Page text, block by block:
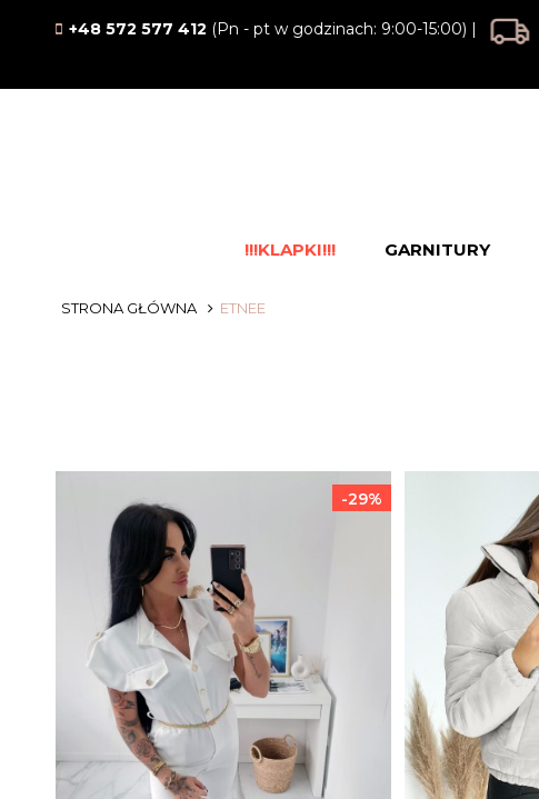
+48 572 577 412 (Pn - pt w godzinach: 9:00-15:00) |
!!!KLAPKI!!! GARNITURY
STRONA GŁÓWNA ETNEE
-29%